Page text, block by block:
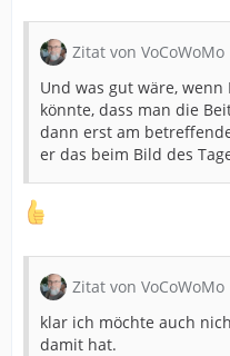
Zitat von VoCoWoMo
Und was gut wäre,
könnte, dass man die
dann erst am
er das beim Bild des
Zitat von VoCoWoMo
klar ich möchte auch
damit hat.